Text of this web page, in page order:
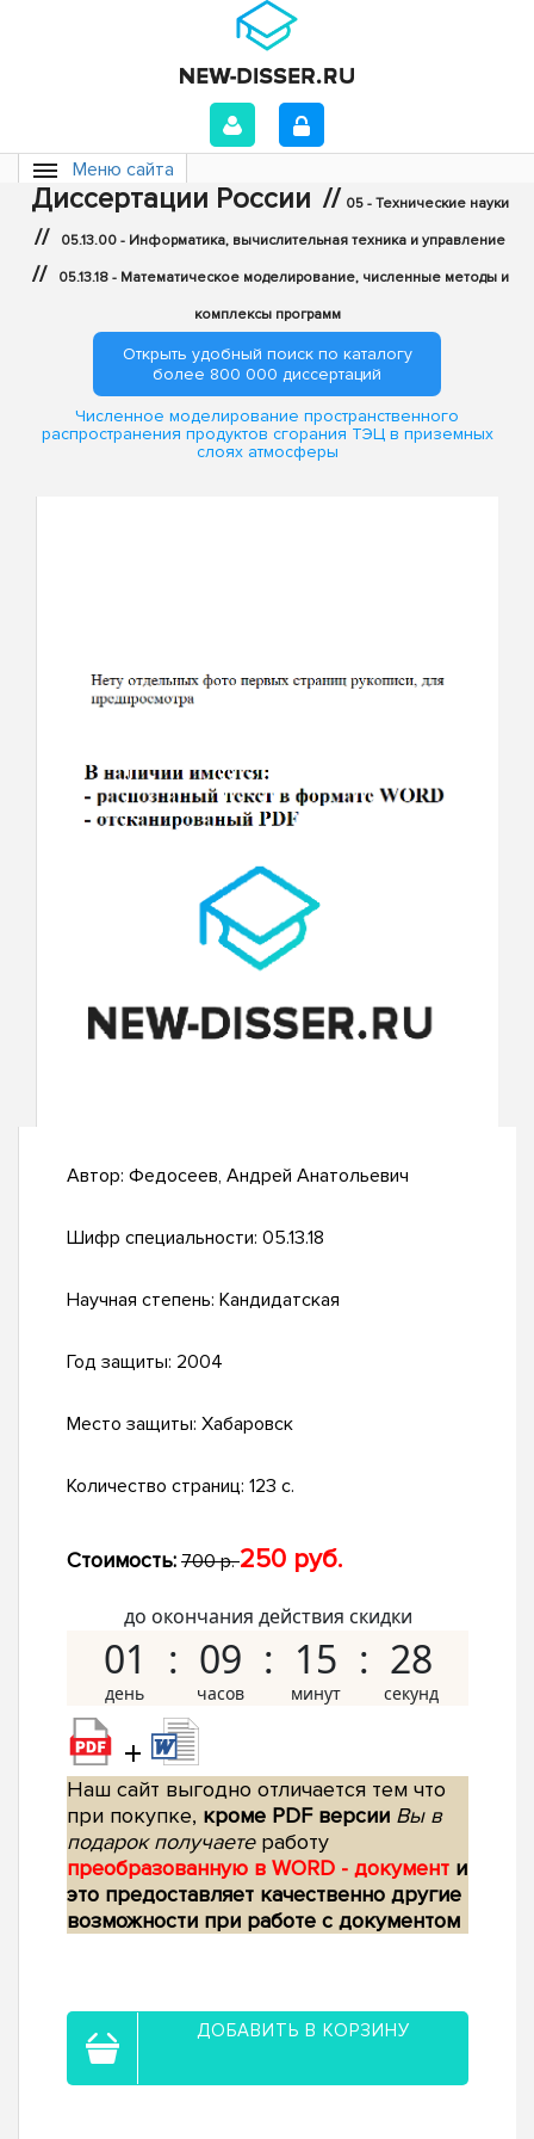
Меню сайта
Диссертации России // 05 - Технические науки
// 05.13.00 - Информатика, вычислительная техника и управление
// 05.13.18 - Математическое моделирование, численные методы и
комплексы программ
Открыть удобный поиск по каталогу
более 800 000 диссертаций
Численное моделирование пространственного
распространения продуктов сгорания ТЭЦ в приземных
слоях атмосферы
Автор: Федосеев, Андрей Анатольевич
Шифр специальности: 05.13.18
Научная степень: Кандидатская
Год защиты: 2004
Место защиты: Хабаровск
Количество страниц: 123 с.
Стоимость: 700 р.250 руб.
до окончания действия скидки
01 09 15 27
+
Наш сайт выгодно отличается тем что
при покупке, кроме PDF версии Вы в
подарок получаетеработу
преобразованную в WORD - документ и
это предоставляет качественно другие
возможности при работе с документом
ДОБАВИТЬ В КОРЗИНУ